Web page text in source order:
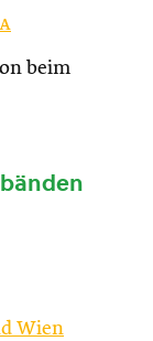
beim
Wien